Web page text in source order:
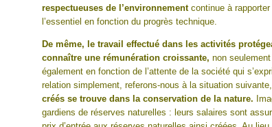
respectueuses de l’environnementcontinue à rapporter
l’essentiel en fonction du progrès technique.
De même, le travail effectué dans les activités
connaître une rémunération croissante, non
également en fonction de l’attente de la société qui
relation simplement, referons-nous à la situation suivante,
créés se trouve dans la conservation de la nature.
gardiens de réserves naturelles : leurs salaires sont